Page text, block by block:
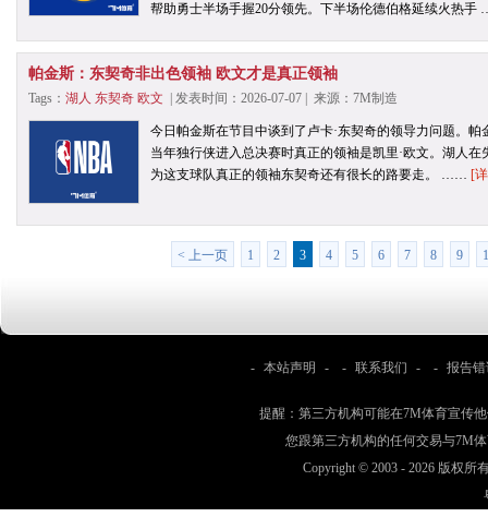
帮助勇士半场手握20分领先。下半场伦德伯格延续火热
帕金斯：东契奇非出色领袖 欧文才是真正领袖
Tags： 湖人 东契奇 欧文 | 发表时间：2026-07-07 | 来源：7M制造
今日帕金斯在节目中谈到了卢卡·东契奇的领导力问题。
当年独行侠进入总决赛时真正的领袖是凯里·欧文。湖人
为这支球队真正的领袖东契奇还有很长的路要走。 …… [
< 上一页 1 2 3 4 5 6 7 8 9
- 本站声明 - - 联系我们 - - 报告
提醒：第三方机构可能在7M体育宣传
您跟第三方机构的任何交易与7M
Copyright © 2003 - 2026 版权所